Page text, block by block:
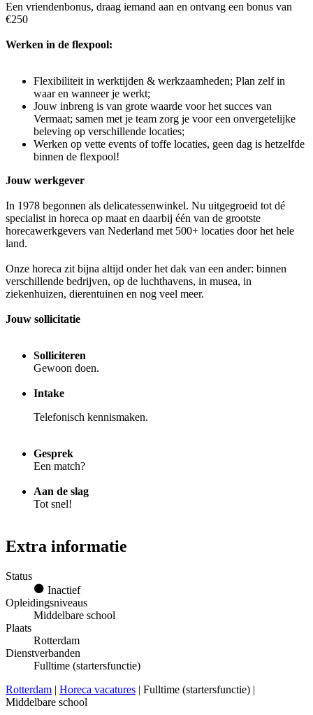
Een vriendenbonus, draag iemand aan en ontvang een bonus van
€250
Werken in de flexpool:
Flexibiliteit in werktijden & werkzaamheden; Plan zelf in
waar en wanneer je werkt;
Jouw inbreng is van grote waarde voor het succes van
Vermaat; samen met je team zorg je voor een onvergetelijke
beleving op verschillende locaties;
Werken op vette events of toffe locaties, geen dag is hetzelfde
binnen de flexpool!
Jouw werkgever
In 1978 begonnen als delicatessenwinkel. Nu uitgegroeid tot dé
specialist in horeca op maat en daarbij één van de grootste
horecawerkgevers van Nederland met 500+ locaties door het hele
land.
Onze horeca zit bijna altijd onder het dak van een ander: binnen
verschillende bedrijven, op de luchthavens, in musea, in
ziekenhuizen, dierentuinen en nog veel meer.
Jouw sollicitatie
Solliciteren
Gewoon doen.
Intake
Telefonisch kennismaken.
Gesprek
Een match?
Aan de slag
Tot snel!
Extra informatie
Status
Inactief
Opleidingsniveaus
Middelbare school
Plaats
Rotterdam
Dienstverbanden
Fulltime (startersfunctie)
Rotterdam | Horeca vacatures | Fulltime (startersfunctie) |
Middelbare school